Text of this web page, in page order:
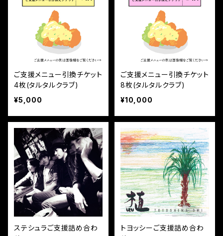
ご支援メニュー引換チケット
4枚(タルタルクラブ)
¥5,000
ご支援メニュー引換チケット
8枚(タルタルクラブ)
¥10,000
ステシュラご支援詰め合わ
トヨッシーご支援詰め合わ